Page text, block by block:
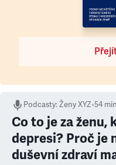
Podcasty:Ženy XYZ•54
Co to je za ženu,
depresi? Proč je
duševní zdraví